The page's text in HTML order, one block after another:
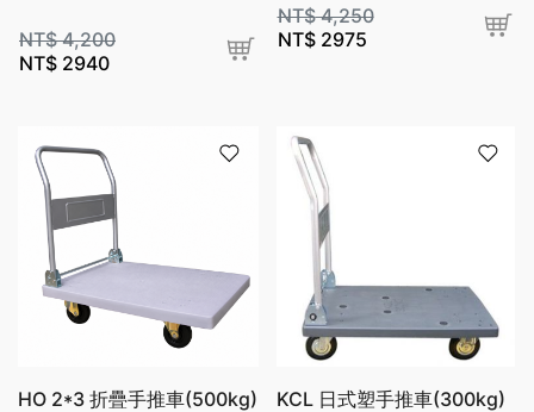
NT$4,200
NT$ 2940
NT$4,250
NT$2975
HO 2*3 折疊手推車(500kg)
KCL 日式塑手推車(300kg)